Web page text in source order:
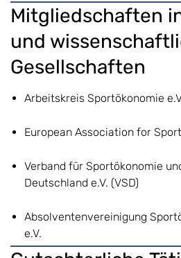
Mitgliedschaften
und
Gesellschaften
Arbeitskreis Sportökonomie
European Association for
Verband für Sportökonomie
Deutschland e.V. (VSD)
Absolventenvereinigung
e.V.